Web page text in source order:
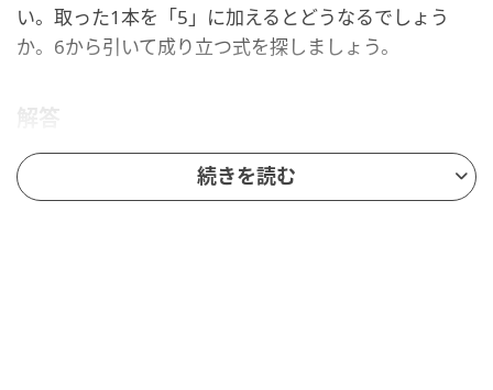
い。取った1本を「5」に加えるとどうなるでしょう
か。6から引いて成り立つ式を探しましょう。
続きを読む